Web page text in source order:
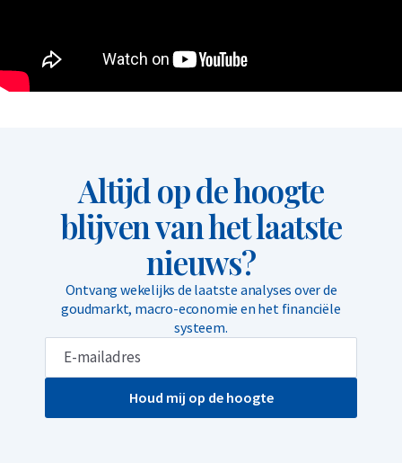
Altijd op de hoogte
blijven van het laatste
nieuws?
Ontvang wekelijks de laatste analyses over de
goudmarkt, macro-economie en het financiële
systeem.
Houd mij op de hoogte